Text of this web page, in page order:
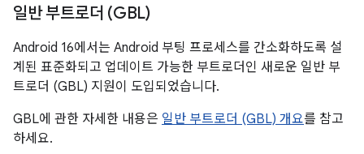
일반 부트로더 (GBL)
Android 16에서는 Android 부팅 프로세스를 간소화하도록 설
계된 표준화되고 업데이트 가능한 부트로더인 새로운 일반 부
트로더 (GBL) 지원이 도입되었습니다.
GBL에 관한 자세한 내용은 일반 부트로더 (GBL) 개요를 참고
하세요.